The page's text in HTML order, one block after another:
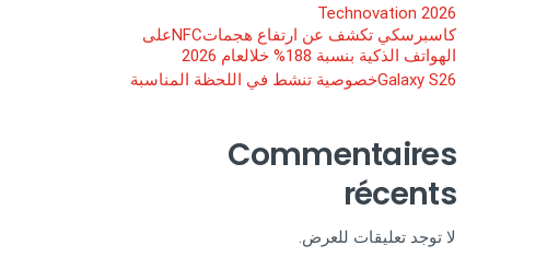
Technovation 2026
كاسبرسكي تكشف عن ارتفاع هجماتNFCعلى
الهواتف الذكية بنسبة 188% خلالعام 2026
Galaxy S26خصوصية تنشط في اللحظة المناسبة
Commentaires
récents
لا توجد تعليقات للعرض.